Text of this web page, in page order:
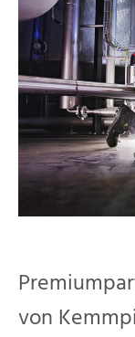
von Kemmpi